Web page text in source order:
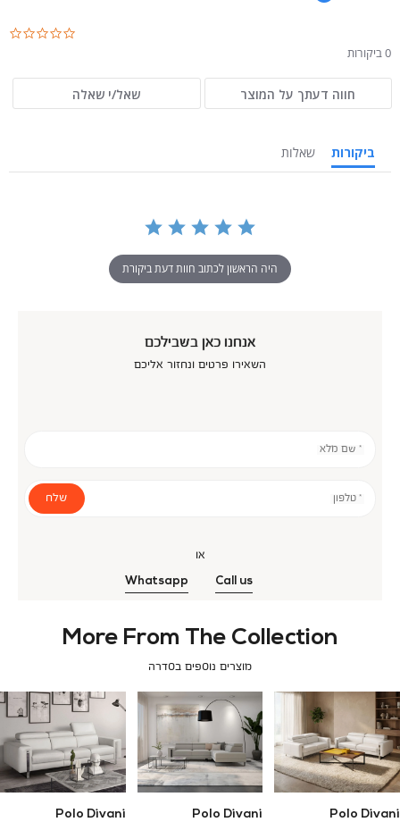
0 ביקורות
חווה דעתך על המוצר שאל/י שאלה
ביקורות שאלות
היה הראשון לכתוב חוות דעת ביקורת
אנחנו כאן בשבילכם
השאירו פרטים ונחזור אליכם
* שם מלא
* טלפון שלח
או
Call us
Whatsapp
More From The Collection
מוצרים נוספים בסדרה
Polo Divani
Polo Divani
Polo Divani